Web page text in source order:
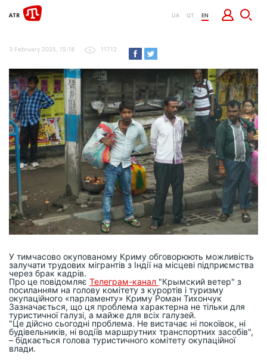
UA QT EN
3 February 2025, 15:18 11712
У тимчасово окупованому Криму обговорюють можливість
залучати трудових мігрантів з Індії на місцеві підприємства
через брак кадрів.
Про це повідомляє Телеграм-канал "Крымский ветер" з
посиланням на голову комітету з курортів і туризму
окупаційного «парламенту» Криму Роман Тихончук
Зазначається, що ця проблема характерна не тільки для
туристичної галузі, а майже для всіх галузей.
"Це дійсно сьогодні проблема. Не вистачає ні покоївок, ні
будівельників, ні водіїв маршрутних транспортних засобів",
– бідкається голова туристичного комітету окупаційної
влади.